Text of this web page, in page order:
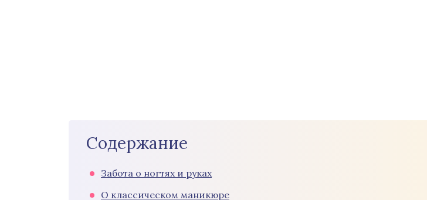
Содержание
Забота о ногтях и руках
О классическом маникюре